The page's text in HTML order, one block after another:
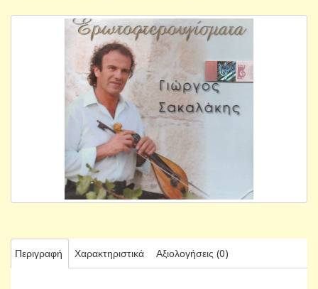
Περιγραφή Χαρακτηριστικά Αξιολογήσεις (0)